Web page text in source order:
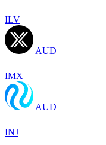
ILV
AUD
IMX
AUD
INJ